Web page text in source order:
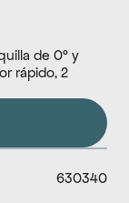
rápido, 2
630340